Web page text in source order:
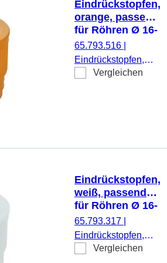
Eindrückstopfen,
orange, passend
für Röhren Ø 16-
17 mm
65.793.516
Eindrückstopfen,
orange, passend für
Vergleichen
Eindrückstopfen,
weiß, passend
für Röhren Ø 16-
17 mm
65.793.317
Eindrückstopfen,
weiß, passend für
Vergleichen